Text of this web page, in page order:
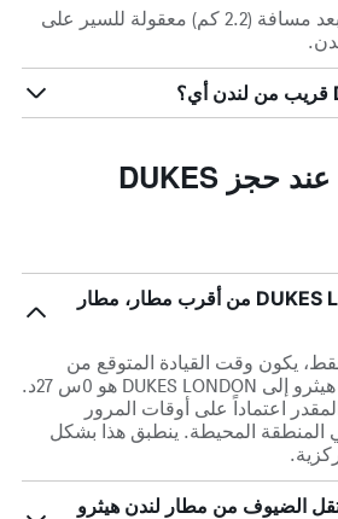
DUKES LONDON على بعد مسافة (2.2 كم) معقولة للسير على
الأسئلة الشائعة عند حجز DUKES
ما مدى قرب DUKES LONDON من أقرب مطار، مطار
35.8 كم فقط، يكون وقت القيادة المتوقع من
أقرب مطار مطار لندن هيثرو إلى DUKES LONDON هو 0س 27د.
اعتماداً على أوقات المرور
المنطقة المحيطة. ينطبق هذا بشكل
الضيوف من مطار لندن هيثرو